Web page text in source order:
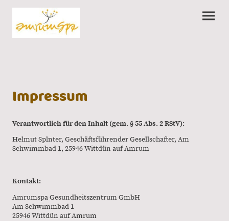
Impressum
Verantwortlich für den Inhalt (gem. § 55 Abs. 2 RStV):
Helmut Splnter, Geschäftsführender Gesellschafter, Am
Schwimmbad 1, 25946 Wittdün auf Amrum
Kontakt:
Amrumspa Gesundheitszentrum GmbH
Am Schwimmbad 1
25946 Wittdün auf Amrum